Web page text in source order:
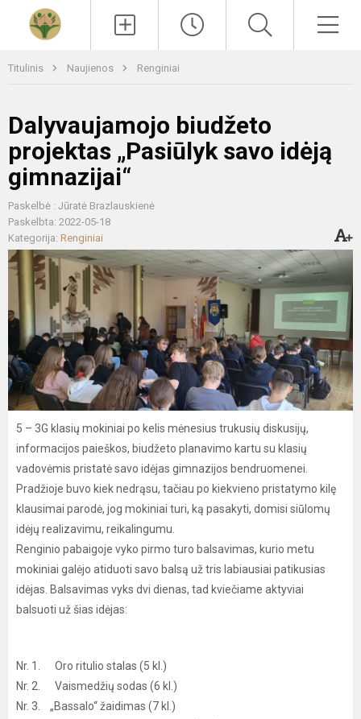
Titulinis Naujienos Renginiai
Dalyvaujamojo biudžeto
projektas „Pasiūlyk savo idėją
gimnazijai“
Paskelbė : Jūratė Brazlauskienė
Paskelbta: 2022-05-18
Kategorija: Renginiai
5 – 3G klasių mokiniai po kelis mėnesius trukusių diskusijų,
informacijos paieškos, biudžeto planavimo kartu su klasių
vadovėmis pristatė savo idėjas gimnazijos bendruomenei.
Pradžioje buvo kiek nedrąsu, tačiau po kiekvieno pristatymo kilę
klausimai parodė, jog mokiniai turi, ką pasakyti, domisi siūlomų
idėjų realizavimu, reikalingumu.
Renginio pabaigoje vyko pirmo turo balsavimas, kurio metu
mokiniai galėjo atiduoti savo balsą už tris labiausiai patikusias
idėjas. Balsavimas vyks dvi dienas, tad kviečiame aktyviai
balsuoti už šias idėjas:
Nr. 1. Oro ritulio stalas (5 kl.)
Nr. 2. Vaismedžių sodas (6 kl.)
Nr. 3. „Bassalo“ žaidimas (7 kl.)